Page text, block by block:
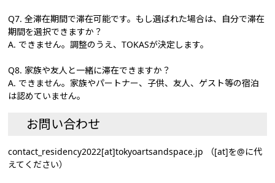
Q7. 全滞在期間で滞在可能です。もし選ばれた場合は、自分で滞在
期間を選択できますか？
A. できません。調整のうえ、TOKASが決定します。
Q8. 家族や友人と一緒に滞在できますか？
A. できません。家族やパートナー、子供、友人、ゲスト等の宿泊
は認めていません。
お問い合わせ
contact_residency2022[at]tokyoartsandspace.jp （[at]を@に代
えてください）